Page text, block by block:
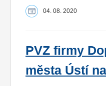
04. 08. 2020
PVZ firmy
města Ústí